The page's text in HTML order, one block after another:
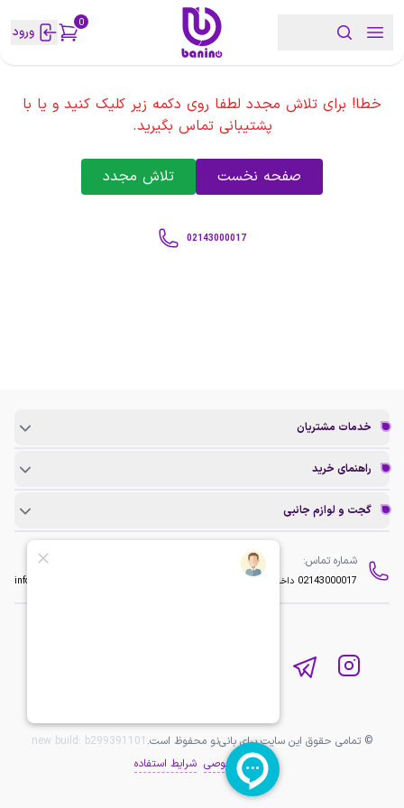
0 ورود
خطا! برای تلاش مجدد لطفا روی دکمه زیر کلیک کنید و یا با
پشتیبانی تماس بگیرید.
صفحه نخست تلاش مجدد
02143000017
خدمات مشتریان
راهنمای خرید
گجت و لوازم جانبی
شماره تماس:
02143000017 داخلی 2 info@baninopc.com
© تمامی حقوق این سایت برای بانی‌نو محفوظ است. new build: b299391101
حریم خصوصی شرایط استفاده